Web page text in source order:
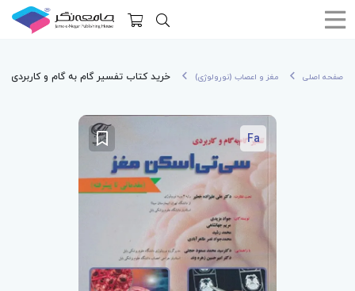
صفحه اصلی مغز و اعصاب (نورولوژی) خرید کتاب تفسیر گام به گام و
Fa